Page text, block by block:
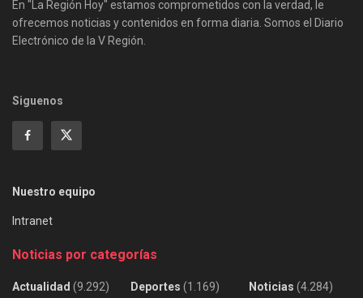
En "La Región Hoy" estamos comprometidos con la verdad, le
ofrecemos noticias y contenidos en forma diaria. Somos el Diario
Electrónico de la V Región.
Siguenos
Nuestro equipo
Intranet
Noticias por categorías
Actualidad (9.292)
Deportes (1.169)
Noticias (4.284)